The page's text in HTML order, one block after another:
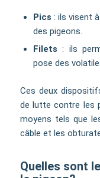
Pics : ils visent
des pigeons.
Filets : ils
pose des
Ces deux
de lutte contre les
moyens tels que
câble et les
Quelles sont